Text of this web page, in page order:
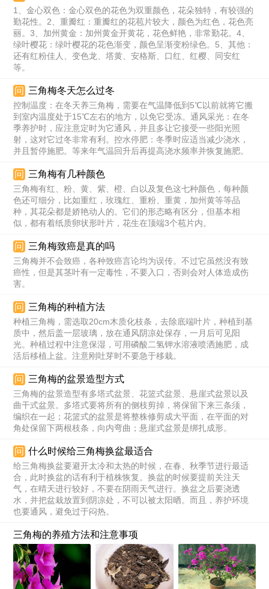
1、金心双色：金心双色的花色为双重颜色，花朵独特，有较强的
勤花性。2、重瓣红：重瓣红的花苞片较大，颜色为红色，花色亮
丽。3、加州黄金：加州黄金开黄花，花色鲜艳，非常勤花。4、
绿叶樱花：绿叶樱花的花色渐变，颜色呈渐变粉绿色。5、其他：
还有红粉佳人、变色龙、塔黄、安格斯、口红、红樱、同安红
等。
问 三角梅冬天怎么过冬
控制温度：在冬天养三角梅，需要在气温降低到5℃以前就将它搬
到室内温度处于15℃左右的地方，以免它受冻。通风采光：在冬
季养护时，应注意定时为它通风，并且多让它接受一些阳光照
射，这对它过冬非常有利。控水停肥：冬季时应适当减少浇水，
并且暂停施肥。等来年气温回升后再提高浇水频率并恢复施肥。
问 三角梅有几种颜色
三角梅有红、粉、黄、紫、橙、白以及复色这七种颜色，每种颜
色还可细分，比如重红，玫瑰红、重粉、重黄，加州黄等等品
种，其花朵都是娇艳动人的。它们的形态略有区分，但基本相
似，都有着纸质卵状形叶片，花生在顶端3个苞片内。
问 三角梅致癌是真的吗
三角梅并不会致癌，各种致癌言论均为误传。不过它虽然没有致
癌性，但是其茎叶有一定毒性，不要入口，否则会对人体造成伤
害。
问 三角梅的种植方法
种植三角梅，需选取20cm木质化枝条，去除底端叶片，种植到基
质中，然后盖一层玻璃，放在通风阴凉处保存，一月后可见阳
光。种植过程中注意保湿，可用磷酸二氢钾水溶液喷洒施肥，成
活后移植上盆。注意刚吐芽时不要急于移栽。
问 三角梅的盆景造型方式
三角梅的盆景造型有多塔式盆景、花篮式盆景、悬崖式盆景以及
曲干式盆景。多塔式要将所有的侧枝剪掉，将保留下来三条须，
编织在一起；花篮式的盆景是将整株修剪成大平面，在平面的对
角处保留下两根枝条，向内弯曲；悬崖式盆景是绑扎成形。
问 什么时候给三角梅换盆最适合
给三角梅换盆要避开太冷和太热的时候，在春、秋季节进行最适
合，此时换盆的话有利于植株恢复。换盆的时候要提前关注天
气，在晴天进行较好，不要在阴雨天气进行。换盆之后要浇透
水，并把盆栽放置到阴凉处，不可以被太阳晒。而且，养护环境
也要通风，避免过于闷热。
三角梅的养殖方法和注意事项